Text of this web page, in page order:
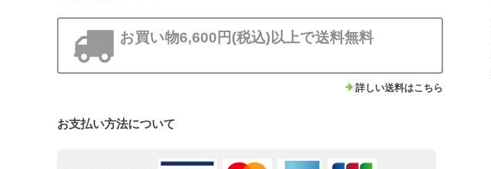
お買い物6,600円(税込)以上で送料無料
詳しい送料はこちら
お支払い方法について